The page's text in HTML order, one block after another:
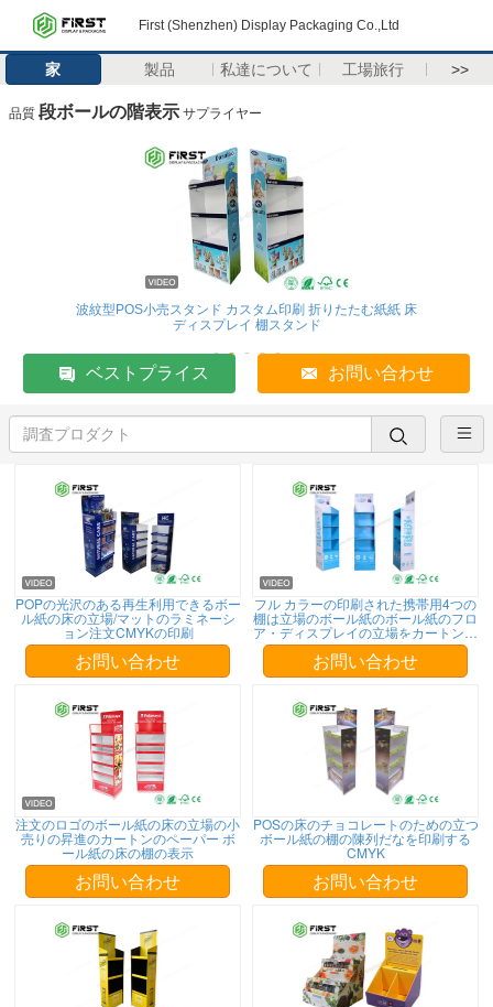
First (Shenzhen) Display Packaging Co.,Ltd
家 製品 私達について 工場旅行 >>
品質 段ボールの階表示 サプライヤー
波紋型POS小売スタンド カスタム印刷 折りたたむ紙紙 床
ディスプレイ 棚スタンド
ベストプライス お問い合わせ
POPの光沢のある再生利用できるボー
ル紙の床の立場/マットのラミネーシ
ョン注文CMYKの印刷
お問い合わせ
フル カラーの印刷された携帯用4つの
棚は立場のボール紙のボール紙のフロ
ア・ディスプレイの立場をカートンに
入れる
お問い合わせ
注文のロゴのボール紙の床の立場の小
売りの昇進のカートンのペーパー ボ
ール紙の床の棚の表示
お問い合わせ
POSの床のチョコレートのための立つ
ボール紙の棚の陳列だなを印刷する
CMYK
お問い合わせ